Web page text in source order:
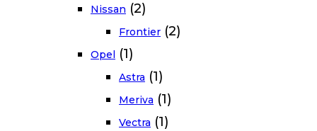
Nissan (2)
Frontier (2)
Opel (1)
Astra (1)
Meriva (1)
Vectra (1)